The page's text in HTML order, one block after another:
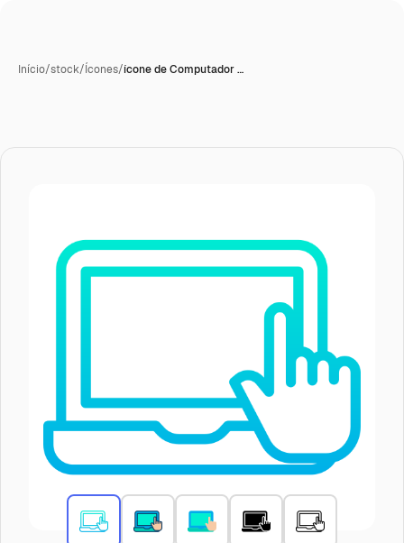
Início/stock/Ícones/ícone de Computador …